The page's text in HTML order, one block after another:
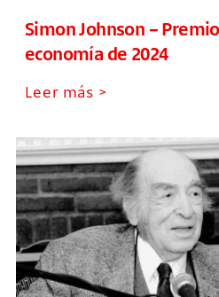
Simon Johnson –
economía de 2024
Leer más >